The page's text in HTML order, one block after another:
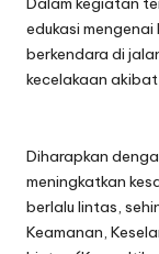
edukasi
berkendara di
kecelakaan
Diharapkan
meningkatkan
berlalu lintas,
Keamanan,